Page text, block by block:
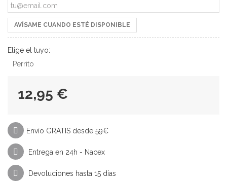
AVÍSAME CUANDO ESTÉ DISPONIBLE
Elige el tuyo:
Perrito
12,95 €
Envío GRATIS desde 59€
Entrega en 24h - Nacex
Devoluciones hasta 15 días